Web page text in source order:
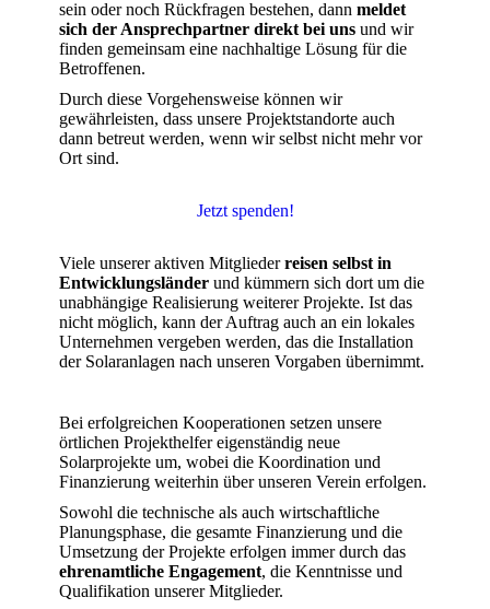
sein oder noch Rückfragen bestehen, dann meldet
sich der Ansprechpartner direkt bei uns und wir
finden gemeinsam eine nachhaltige Lösung für die
Betroffenen.
Durch diese Vorgehensweise können wir
gewährleisten, dass unsere Projektstandorte auch
dann betreut werden, wenn wir selbst nicht mehr vor
Ort sind.
Jetzt spenden!
Viele unserer aktiven Mitgliederreisen selbst in
Entwicklungsländer und kümmern sich dort um die
unabhängige Realisierung weiterer Projekte. Ist das
nicht möglich, kann der Auftrag auch an ein lokales
Unternehmen vergeben werden, das die Installation
der Solaranlagen nach unseren Vorgaben übernimmt.
Bei erfolgreichen Kooperationen setzen unsere
örtlichen Projekthelfer eigenständig neue
Solarprojekte um, wobei die Koordination und
Finanzierung weiterhin über unseren Verein erfolgen.
Sowohl die technische als auch wirtschaftliche
Planungsphase, die gesamte Finanzierung und die
Umsetzung der Projekte erfolgen immer durch das
ehrenamtliche Engagement, die Kenntnisse und
Qualifikation unserer Mitglieder.